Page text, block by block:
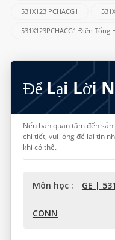
531X123 PCHACG1
531X123PCHACG1 Điện Tổng
Để Lại Lời
Nếu bạn quan tâm đến
chi tiết, vui lòng để lại tin
khi có thể.
Môn học : GE |
CONN